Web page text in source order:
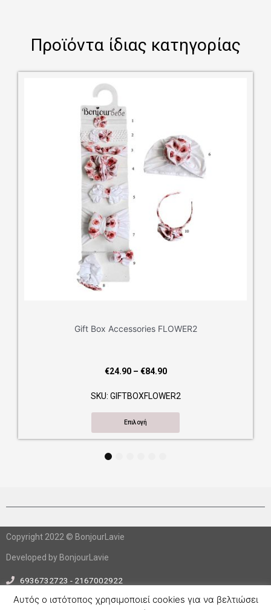
Προϊόντα ίδιας κατηγορίας
Gift Box Accessories FLOWER2
24.90–€ 84.90Price
€24.90
through
SKU: GIFTBOXFLOWER2
Επιλογή
4
Copyright 2022 © BonjourLavie
Developed by BonjourLavie
6936732723 - 2167002922
info@bonjourlavie.gr
Αυτός ο ιστότοπος χρησιμοποιεί cookies για να βελτιώσει